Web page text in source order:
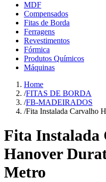
MDF
Compensados
Fitas de Borda
Ferragens
Revestimentos
Fórmica
Produtos Químicos
Máquinas
Home
/FITAS DE BORDA
/FB-MADEIRADOS
/Fita Instalada Carvalho
Fita Instalada
Hanover
Metro